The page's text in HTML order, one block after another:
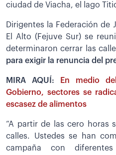
ciudad de Viacha, el lago
Dirigentes la Federación de
El Alto (Fejuve Sur) se
determinaron cerrar las
para exigir la renuncia del
MIRA AQUÍ:
En medio
Gobierno, sectores se
escasez de alimentos
“A partir de las cero horas
calles. Ustedes se han
campaña con